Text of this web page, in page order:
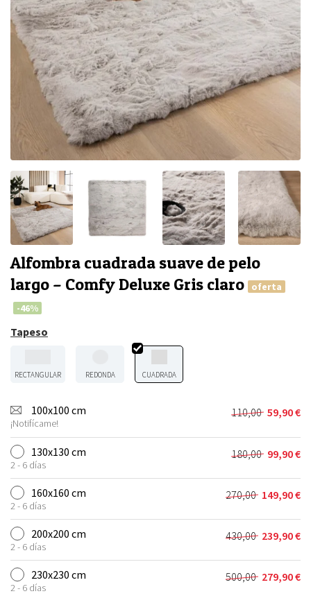
Alfombra cuadrada suave de pelo
largo – Comfy Deluxe Gris claro
oferta
-46%
Tapeso
RECTANGULAR REDONDA CUADRADA
100x100 cm
¡Notifícame!
110,00
El
precio
original
era:
110,00 €.
59,90€
El
precio
actual
es:
59,90 €.
130x130 cm
2 - 6 días
180,00
El
precio
original
era:
180,00 €.
99,90€
El
precio
actual
es:
99,90 €.
160x160 cm
2 - 6 días
270,00
El
precio
original
era:
270,00 €.
149,90€
El
precio
actual
es:
149,90 €.
200x200 cm
2 - 6 días
430,00
El
precio
original
era:
239,90€
El
precio
actual
es:
230x230 cm
2 - 6 días
500,00
El 279,90€
El